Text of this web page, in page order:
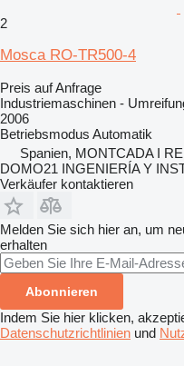
2
Mosca RO-TR500-4
Preis auf Anfrage
Industriemaschinen -
2006
Betriebsmodus Automatik
Spanien, MONTCADA I
DOMO21 INGENIERÍA Y
Verkäufer kontaktieren
Melden Sie sich hier an, um
erhalten
Abonnieren
Indem Sie hier klicken,
Datenschutzrichtlinien und